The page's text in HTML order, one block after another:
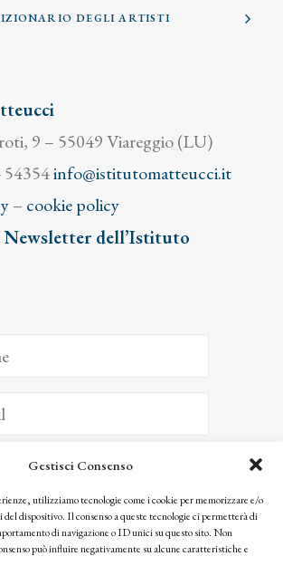
Gestisci Consenso
utilizziamo tecnologie come i cookie per memorizzare e/o
dispositivo. Il consenso a queste tecnologie ci permetterà di
di navigazione o ID unici su questo sito. Non
può influire negativamente su alcune caratteristiche e
DEGLI ARTISTI
9 – 55049 Viareggio (LU)
54354info@istitutomatteucci.it
– cookie policy
dell’Istituto
ISCRIVITI
riconosci che le tue informazioni saranno trattate
Policy
All right reserved